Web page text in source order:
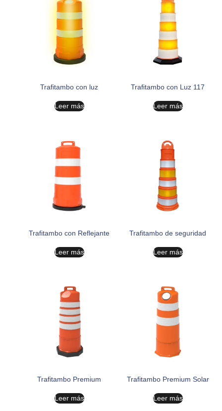
Trafitambo con luz
Leer más
Traﬁtambo con Luz 117
Leer más
Trafitambo con Reflejante
Leer más
Trafitambo de seguridad
Leer más
Trafitambo Premium
Leer más
Trafitambo Premium Solar
Leer más